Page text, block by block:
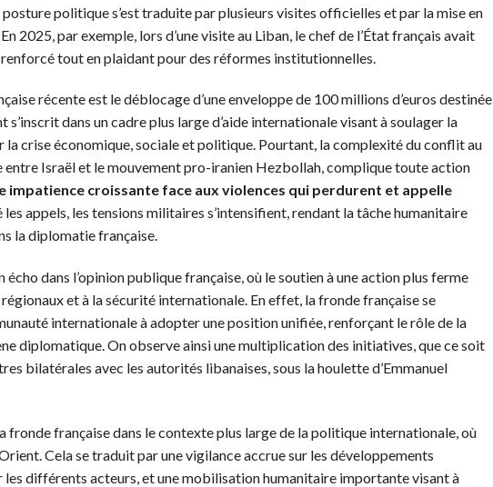
politique s’est traduite par plusieurs visites officielles et par la mise en
2025, par exemple, lors d’une visite au Liban, le chef de l’État français avait
tout en plaidant pour des réformes institutionnelles.
récente est le déblocage d’une enveloppe de 100 millions d’euros destinée
dans un cadre plus large d’aide internationale visant à soulager la
crise économique, sociale et politique. Pourtant, la complexité du conflit au
Israël et le mouvement pro-iranien Hezbollah, complique toute action
impatience croissante face aux violences qui perdurent et appelle
les appels, les tensions militaires s’intensifient, rendant la tâche humanitaire
la diplomatie française.
dans l’opinion publique française, où le soutien à une action plus ferme
et à la sécurité internationale. En effet, la fronde française se
internationale à adopter une position unifiée, renforçant le rôle de la
diplomatique. On observe ainsi une multiplication des initiatives, que ce soit
bilatérales avec les autorités libanaises, sous la houlette d’Emmanuel
française dans le contexte plus large de la politique internationale, où
Cela se traduit par une vigilance accrue sur les développements
différents acteurs, et une mobilisation humanitaire importante visant à